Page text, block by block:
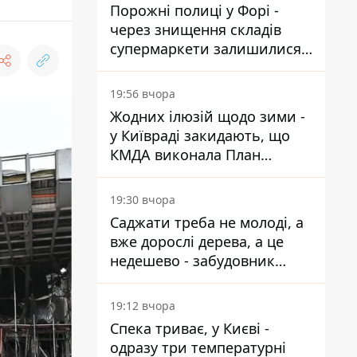
Порожні полиці у Форі -
через знищення складів
супермаркети залишилися
без асортименту
19:56 вчора
Жодних ілюзій щодо зими -
у Київраді закидають, що
КМДА виконала План
стійкості на 20%
19:30 вчора
Саджати треба не молоді, а
вже дорослі дерева, а це
недешево - забудовник
Ніконов
19:12 вчора
Спека триває, у Києві -
одразу три температурні